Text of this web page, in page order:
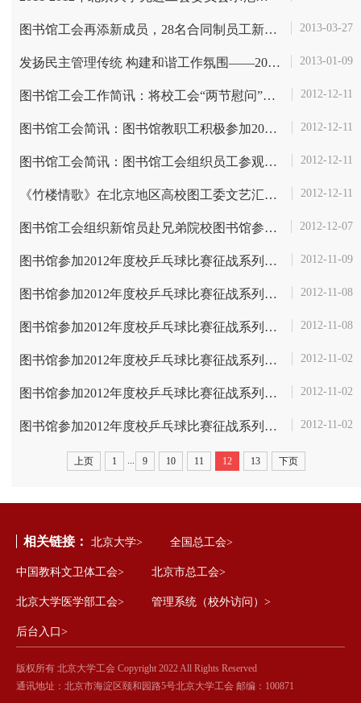
图书馆工会再添新成员，28名合同制员工新加入工会 2013-03-27
发扬民主管理传统 构建和谐工作氛围――2012年图书馆教职工代表大会第... 2013-01-09
图书馆工会工作简讯：将校工会“两节慰问”转交给北京市劳模吴呈志 2012-12-11
图书馆工会简讯：图书馆教职工积极参加2012年冬季健步走活动 2012-12-11
图书馆工会简讯：图书馆工会组织员工参观国家博物馆 2012-12-11
《竹楼情歌》在北京地区高校图工委文艺汇演中荣获特等奖 2012-12-11
图书馆工会组织新馆员赴兄弟院校图书馆参观学习 2012-12-07
图书馆参加2012年度校乒乓球比赛征战系列报道之十二――战幕落下，收获... 2012-11-09
图书馆参加2012年度校乒乓球比赛征战系列报道之十一――去邱德拔给我们... 2012-11-08
图书馆参加2012年度校乒乓球比赛征战系列报道之十――胜固可喜，败亦欣... 2012-11-08
图书馆参加2012年度校乒乓球比赛征战系列报道之九――败不馁，男二队赢... 2012-11-02
图书馆参加2012年度校乒乓球比赛征战系列报道之八――负于种子，男二队... 2012-11-02
图书馆参加2012年度校乒乓球比赛征战系列报道之七――三战全胜，男一队... 2012-11-02
上页 1 9 10 11 12 13 下页
相关链接： 北京大学> 全国总工会>
中国教科文卫体工会> 北京市总工会>
北京大学医学部工会> 管理系统（校外访问）>
后台入口>
版权所有 北京大学工会 Copyright 2022 All Rights Reserved
通讯地址：北京市海淀区颐和园路5号北京大学工会 邮编：100871